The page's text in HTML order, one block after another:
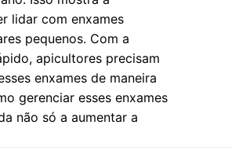
lidar com enxames
pequenos. Com a
apicultores precisam
enxames de maneira
gerenciar esses enxames
não só a aumentar a